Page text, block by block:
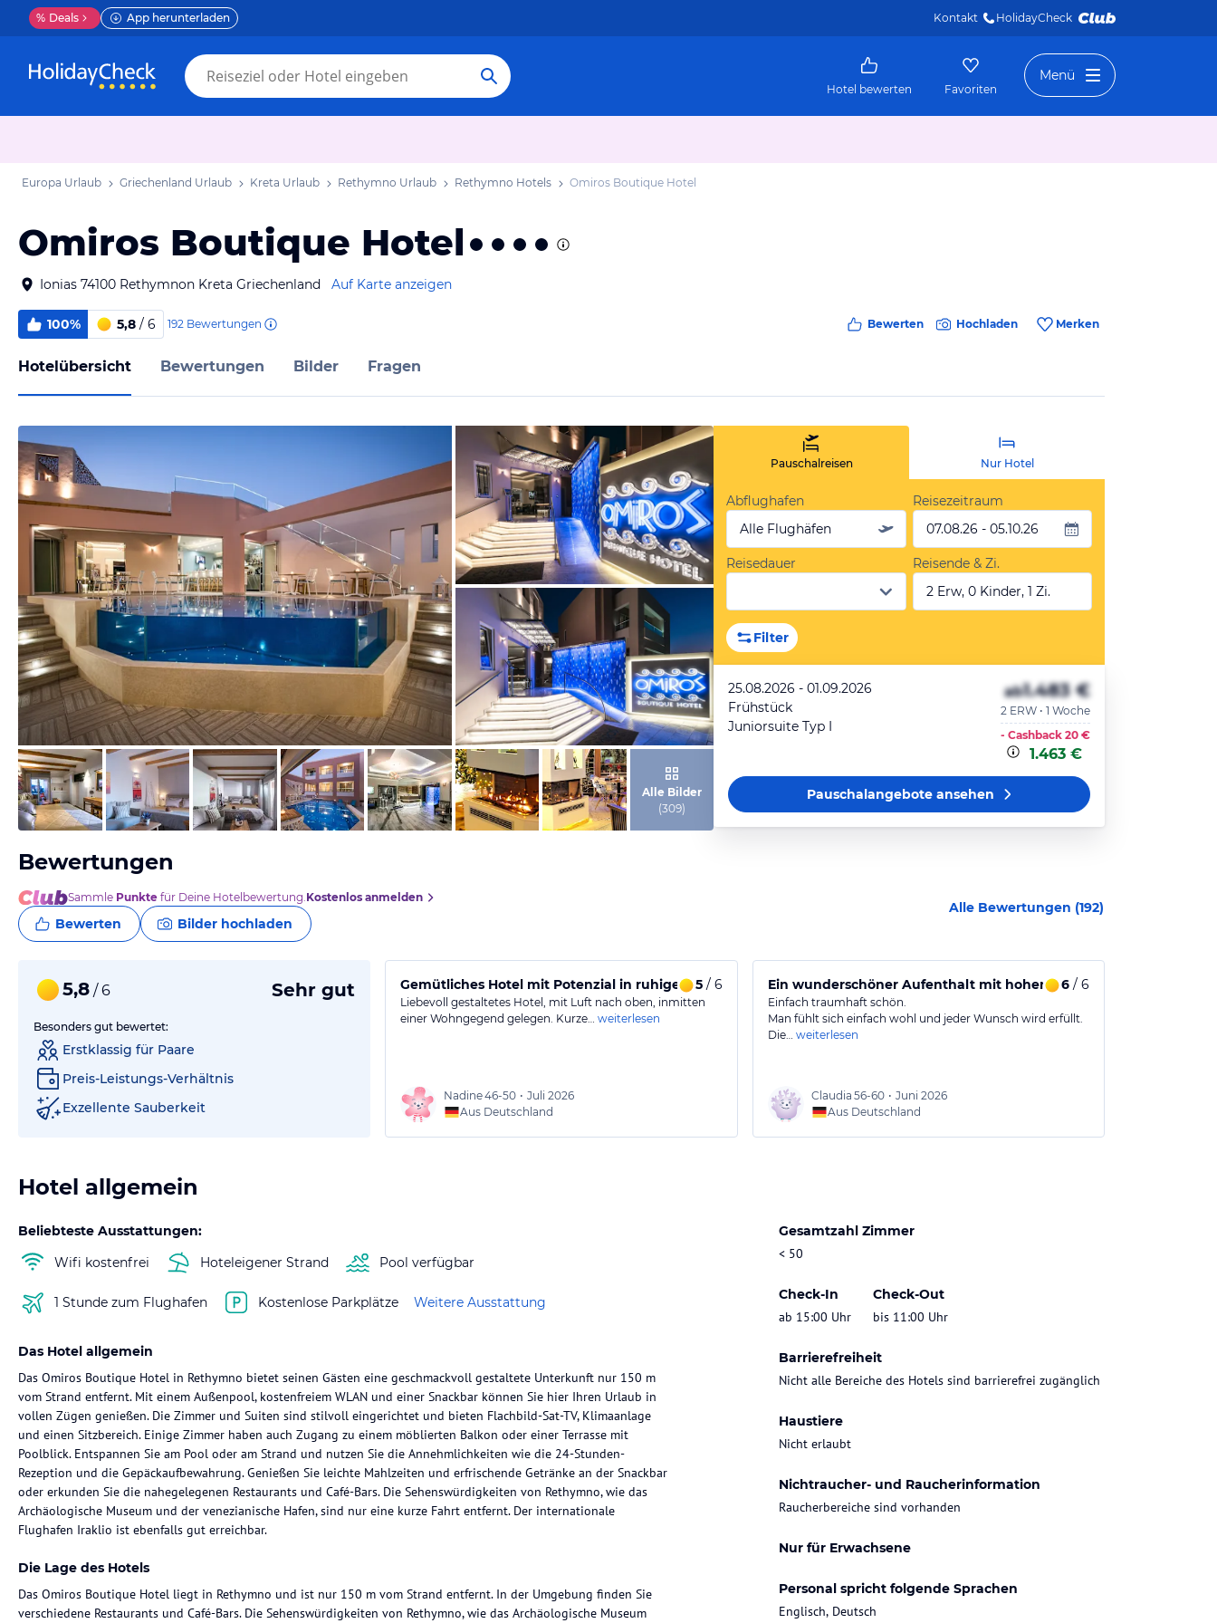
% Deals App herunterladen Kontakt HolidayCheck
Hotel bewerten Favoriten
Menü
Europa Urlaub Griechenland Urlaub Kreta Urlaub Rethymno Urlaub Rethymno Hotels Omiros Boutique Hotel
Omiros Boutique Hotel
Ionias 74100 Rethymnon Kreta Griechenland Auf Karte anzeigen
100% 5,8 / 6 192 Bewertungen Bewerten Hochladen Merken
Hotelübersicht Bewertungen Bilder Fragen
von Expedia
von Expedia
von Expedia
Alle Bilder
(309)
Pauschalreisen Nur Hotel
Abflughafen
Alle Flughäfen
Reisezeitraum
07.08.26 - 05.10.26
Reisedauer
Reisende & Zi.
2 Erw, 0 Kinder, 1 Zi.
Filter
25.08.2026 - 01.09.2026
Frühstück
Juniorsuite Typ I
ab1.483 €
2 ERW • 1 Woche
- Cashback 20 €
1.463 €
Pauschalangeboteansehen
Bewertungen
Sammle Punkte für Deine Hotelbewertung.Kostenlos anmelden
Bewerten Bilder hochladen
Alle Bewertungen (192)
5,8 / 6 Sehr gut
Besonders gut bewertet:
Erstklassig für Paare
Preis-Leistungs-Verhältnis
Exzellente Sauberkeit
Gemütliches Hotel mit Potenzial in ruhiger Lage
5/ 6
Liebevoll gestaltetes Hotel, mit Luft nach oben, inmitten
einer Wohngegend gelegen. Kurze… weiterlesen
Nadine46-50 • Juli 2026
Aus Deutschland
Ein wunderschöner Aufenthalt mit hohem Wohlfühlfaktor
6/ 6
Einfach traumhaft schön.
Man fühlt sich einfach wohl und jeder Wunsch wird erfüllt.
Die… weiterlesen
Claudia 56-60 • Juni 2026
Aus Deutschland
Hotel allgemein
Beliebteste Ausstattungen:
Wifi kostenfrei
Hoteleigener Strand Pool verfügbar
1 Stunde zum Flughafen Kostenlose Parkplätze Weitere Ausstattung
Gesamtzahl Zimmer
< 50
Check-In
ab 15:00 Uhr
Check-Out
bis 11:00 Uhr
Barrierefreiheit
Nicht alle Bereiche des Hotels sind barrierefrei zugänglich
Haustiere
Nicht erlaubt
Nichtraucher- und Raucherinformation
Raucherbereiche sind vorhanden
Nur für Erwachsene
Personal spricht folgende Sprachen
Englisch, Deutsch
Das Hotel allgemein
Das Omiros Boutique Hotel in Rethymno bietet seinen Gästen eine geschmackvoll gestaltete Unterkunft nur 150 m
vom Strand entfernt. Mit einem Außenpool, kostenfreiem WLAN und einer Snackbar können Sie hier Ihren Urlaub in
vollen Zügen genießen. Die Zimmer und Suiten sind stilvoll eingerichtet und bieten Flachbild-Sat-TV, Klimaanlage
und einen Sitzbereich. Einige Zimmer haben auch Zugang zu einem möblierten Balkon oder einer Terrasse mit
Poolblick. Entspannen Sie am Pool oder am Strand und nutzen Sie die Annehmlichkeiten wie die 24-Stunden-
Rezeption und die Gepäckaufbewahrung. Genießen Sie leichte Mahlzeiten und erfrischende Getränke an der Snackbar
oder erkunden Sie die nahegelegenen Restaurants und Café-Bars. Die Sehenswürdigkeiten von Rethymno, wie das
Archäologische Museum und der venezianische Hafen, sind nur eine kurze Fahrt entfernt. Der internationale
Flughafen Iraklio ist ebenfalls gut erreichbar.
Die Lage des Hotels
Das Omiros Boutique Hotel liegt in Rethymno und ist nur 150 m vom Strand entfernt. In der Umgebung finden Sie
verschiedene Restaurants und Café-Bars. Die Sehenswürdigkeiten von Rethymno, wie das Archäologische Museum